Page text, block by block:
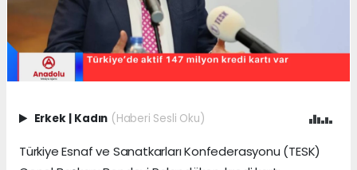
Erkek | Kadın (Haberi Sesli Oku)
Türkiye Esnaf ve Sanatkarları Konfederasyonu (TESK)